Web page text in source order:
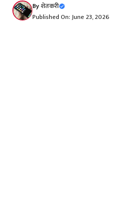
Byशेतकरी
Published On: June 23, 2026